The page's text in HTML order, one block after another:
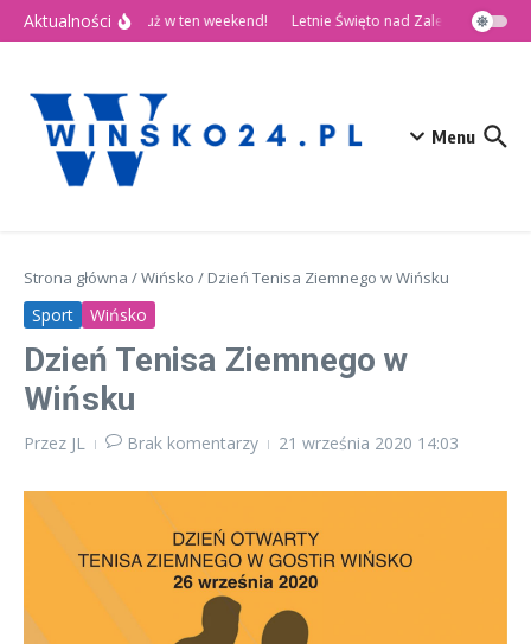
Przejdź do treści
Aktualności
🎉 Dni Wińska 2026 już w ten weekend! Letnie Święto nad Zalewem Słup
Menu
Strona główna /Wińsko / Dzień Tenisa Ziemnego w Wińsku
Sport Wińsko
Dzień Tenisa Ziemnego w
Wińsku
Przez JL Brak komentarzy 21 września 2020 14:03